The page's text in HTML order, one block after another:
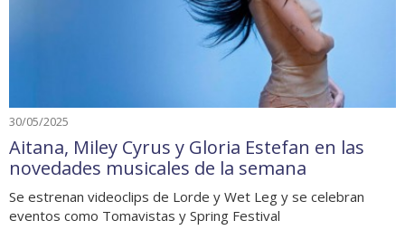
30/05/2025
Aitana, Miley Cyrus y Gloria Estefan en las
novedades musicales de la semana
Se estrenan videoclips de Lorde y Wet Leg y se celebran
eventos como Tomavistas y Spring Festival